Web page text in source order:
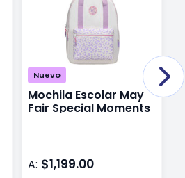
Nuevo
Mochila Escolar May
Fair Special Moments
A: $1,199.00